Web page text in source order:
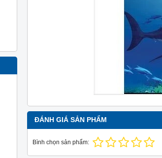
ĐÁNH GIÁ SẢN PHẨM
Bình chọn sản phẩm: